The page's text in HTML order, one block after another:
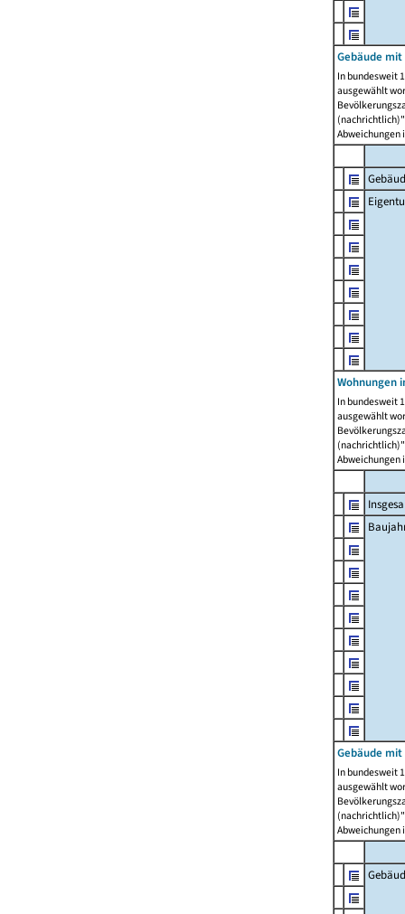
Gebäude
In bundesweit
ausgewählt
Abweichungen
Wohnungen
In bundesweit
ausgewählt
Abweichungen
Gebäude mit
In bundesweit
ausgewählt
Abweichungen